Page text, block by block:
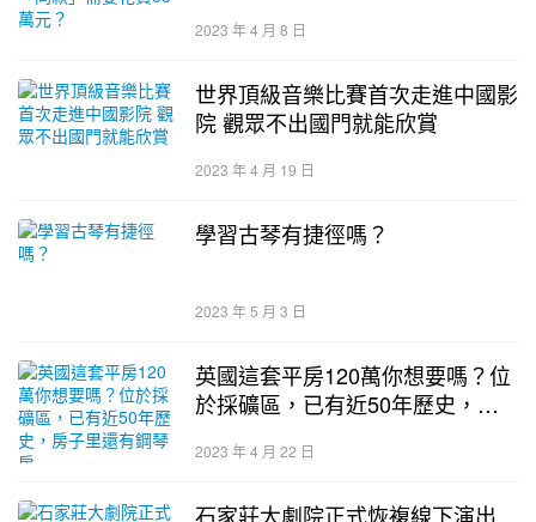
2023 年 4 月 8 日
世界頂級音樂比賽首次走進中國影
院 觀眾不出國門就能欣賞
2023 年 4 月 19 日
學習古琴有捷徑嗎？
2023 年 5 月 3 日
英國這套平房120萬你想要嗎？位
於採礦區，已有近50年歷史，房
2023 年 4 月 22 日
石家莊大劇院正式恢複線下演出